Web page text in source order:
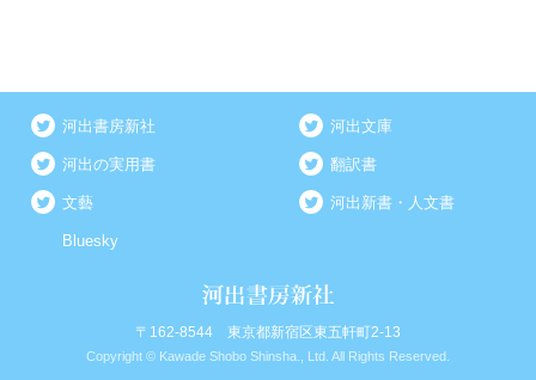
河出書房新社 河出文庫
河出の実用書 翻訳書
文藝 河出新書・人文書
Bluesky
〒162-8544 東京都新宿区東五軒町2-13
Copyright © Kawade Shobo Shinsha., Ltd. All Rights Reserved.